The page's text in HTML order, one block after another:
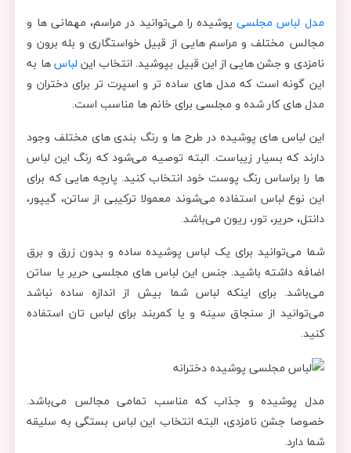
مدل لباس مجلسیپوشیده را می‌توانید در مراسم، مهمانی ها و
مجالس مختلف و مراسم هایی از قبیل خواستگاری و بله برون و
نامزدی و جشن هایی از این قبیل بپوشید. انتخاب این لباسها به
این گونه است که مدل های ساده تر و اسپرت تر برای دختران و
مدل های کار شده و مجلسی برای خانم ها مناسب است.
این لباس های پوشیده در طرح ها و رنگ بندی های مختلف وجود
دارند که بسیار زیباست. البته توصیه می‌شود که رنگ این لباس
ها را براساس رنگ پوست خود انتخاب کنید. پارچه هایی که برای
این نوع لباس استفاده می‌شوند معمولا ترکیبی از ساتن، گیپور،
دانتل، حریر، تور، ریون می‌باشد.
شما می‌توانید برای یک لباس پوشیده ساده و بدون زرق و برق
اضافه داشته باشید. جنس این لباس های مجلسی حریر یا ساتن
می‌باشد. برای اینکه لباس شما بیش از اندازه ساده نباشد
می‌توانید از سنجاق سینه و یا کمربند برای لباس تان استفاده
کنید.
مدل پوشیده و جذاب که مناسب تمامی مجالس می‌باشد.
خصوصا جشن نامزدی، البته انتخاب این لباس بستگی به سلیقه
شما دارد.